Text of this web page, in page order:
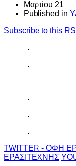
Μαρτίου 21
Published in
Subscribe to this
TWITTER - ΟΦΗ
ΕΡΑΣΙΤΕΧΝΗΣ